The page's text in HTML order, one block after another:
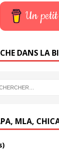
Un
DANS LA
MLA,